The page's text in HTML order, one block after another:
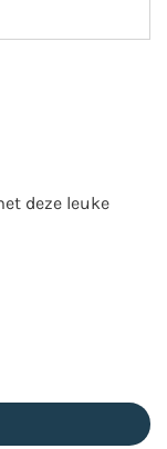
deze leuke
glazen aantal